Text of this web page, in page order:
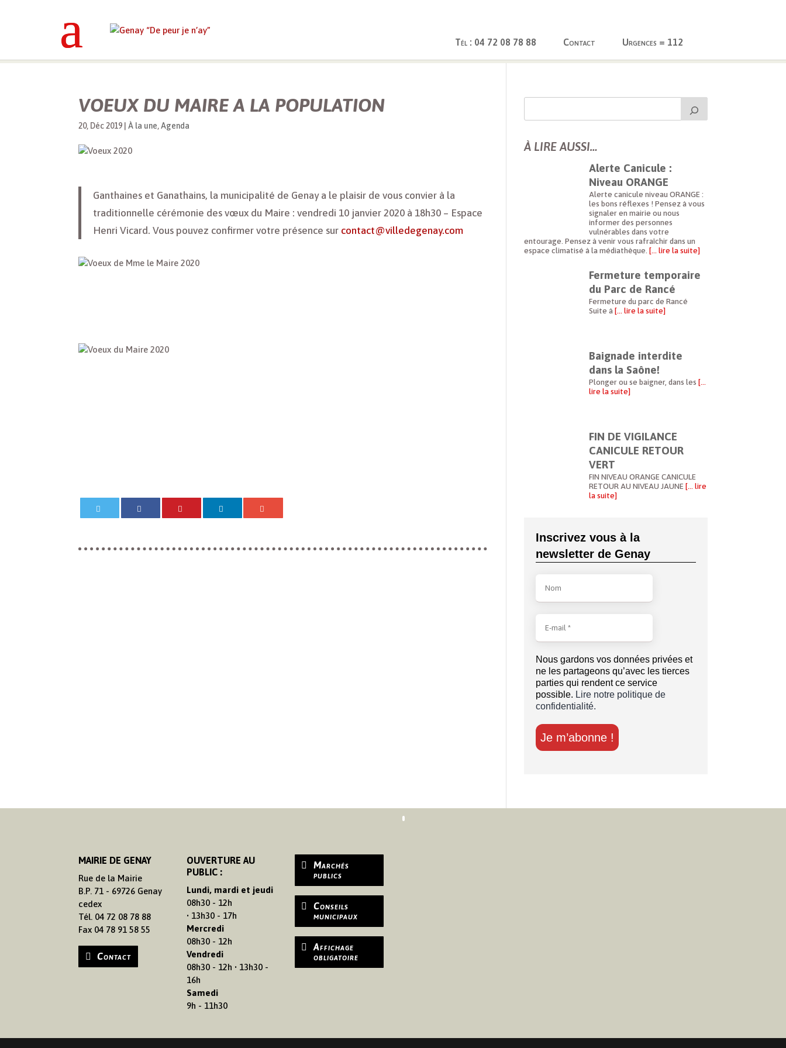
Tél : 04 72 08 78 88 Contact Urgences = 112
VOEUX DU MAIRE A LA POPULATION
20, Déc 2019 |À la une,Agenda
Ganthaines et Ganathains, la municipalité de Genay a le plaisir de vous convier à la
traditionnelle cérémonie des vœux du Maire : vendredi 10 janvier 2020 à 18h30 – Espace
Henri Vicard. Vous pouvez confirmer votre présence sur contact@villedegenay.com
À LIRE AUSSI…
Alerte Canicule :
Niveau ORANGE
Alerte canicule niveau ORANGE :
les bons réflexes ! Pensez à vous
signaler en mairie ou nous
informer des personnes
vulnérables dans votre
entourage. Pensez à venir vous rafraîchir dans un
espace climatisé à la médiathèque. [… lire la suite]
Fermeture temporaire
du Parc de Rancé
Fermeture du parc de Rancé
Suite à[… lire la suite]
Baignade interdite
dans la Saône!
Plonger ou se baigner, dans les […
lire la suite]
FIN DE VIGILANCE
CANICULE RETOUR
VERT
FIN NIVEAU ORANGE CANICULE
RETOUR AU NIVEAU JAUNE [… lire
la suite]
Inscrivez vous à la
newsletter de Genay
Nous gardons vos données privées et
ne les partageons qu’avec les tierces
parties qui rendent ce service
possible. Lire notre politique de
confidentialité.
MAIRIE DE GENAY
Rue de la Mairie
B.P. 71 - 69726 Genay
cedex
Tél. 04 72 08 78 88
Fax 04 78 91 58 55
Contact
OUVERTURE AU
PUBLIC :
Lundi, mardi et jeudi
08h30 - 12h
• 13h30 - 17h
Mercredi
08h30 - 12h
Vendredi
08h30 - 12h • 13h30 -
16h
Samedi
9h - 11h30
Marchés
publics
Conseils
municipaux
Affichage
obligatoire